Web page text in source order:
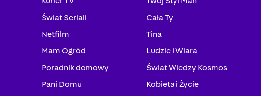
Świat Seriali
Netfilm
Mam Ogród
Poradnik domowy
Pani Domu
Cała Ty!
Tina
Ludzie i Wiara
Świat Wiedzy Kosmos
Kobieta i Życie